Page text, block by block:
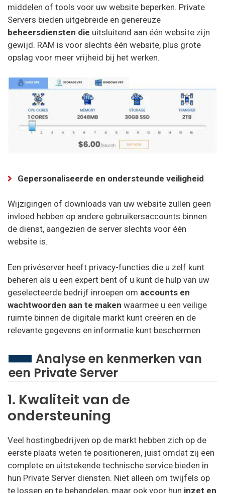
middelen of tools voor uw website beperken. Private
Servers bieden uitgebreide en genereuze
beheersdiensten die uitsluitend aan één website zijn
gewijd. RAM is voor slechts één website, plus grote
opslag voor meer vrijheid bij het werken.
Gepersonaliseerde en ondersteunde veiligheid
Wijzigingen of downloads van uw website zullen geen
invloed hebben op andere gebruikersaccounts binnen
de dienst, aangezien de server slechts voor één
website is.
Een privéserver heeft privacy-functies die u zelf kunt
beheren als u een expert bent of u kunt de hulp van uw
geselecteerde bedrijf inroepen om accounts en
wachtwoorden aan te maken waarmee u een veilige
ruimte binnen de digitale markt kunt creëren en de
relevante gegevens en informatie kunt beschermen.
Analyse en kenmerken van
een Private Server
1. Kwaliteit van de
ondersteuning
Veel hostingbedrijven op de markt hebben zich op de
eerste plaats weten te positioneren, juist omdat zij een
complete en uitstekende technische service bieden in
hun Private Server diensten. Niet alleen om twijfels op
te lossen en te behandelen, maar ook voor hun inzet en